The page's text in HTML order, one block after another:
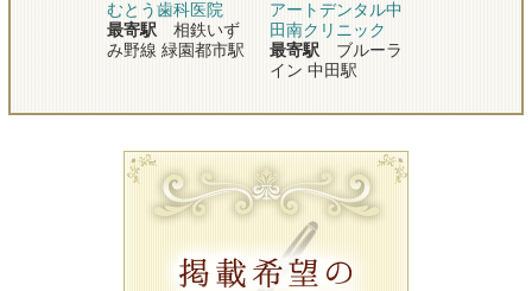
むとう歯科医院
最寄駅 相鉄いず
み野線 緑園都市駅
アートデンタル中
田南クリニック
最寄駅 ブルーラ
イン 中田駅